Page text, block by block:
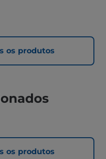
os produtos
os produtos